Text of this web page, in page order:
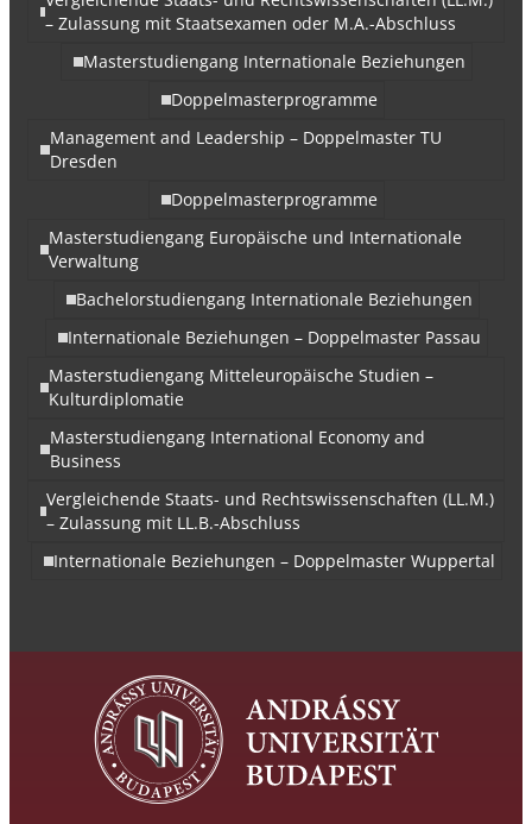
– Zulassung mit Staatsexamen oder M.A.-Abschluss
Masterstudiengang Internationale Beziehungen
Doppelmasterprogramme
Management and Leadership – Doppelmaster TU
Dresden
Doppelmasterprogramme
Masterstudiengang Europäische und Internationale
Verwaltung
Bachelorstudiengang Internationale Beziehungen
Internationale Beziehungen – Doppelmaster Passau
Masterstudiengang Mitteleuropäische Studien –
Kulturdiplomatie
Masterstudiengang International Economy and
Business
Vergleichende Staats- und Rechtswissenschaften (LL.M.)
– Zulassung mit LL.B.-Abschluss
Internationale Beziehungen – Doppelmaster Wuppertal